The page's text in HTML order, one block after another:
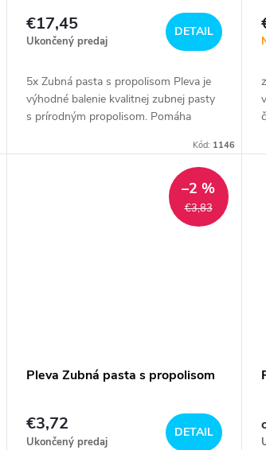
€17,45
Ukončený predaj
DETAIL
5x Zubná pasta s propolisom Pleva je
výhodné balenie kvalitnej zubnej pasty
s prírodným propolisom. Pomáha
Kód: 1146
€3,83
–2 %
Pleva Zubná pasta s propolisom
€3,72
Ukončený predaj
DETAIL